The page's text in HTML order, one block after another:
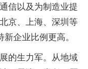
信以及为制造业提
京、上海、深圳等
企业比例更高。
的生力军。从地域